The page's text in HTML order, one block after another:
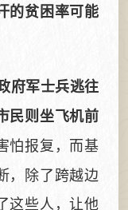
的贫困率可能
府军士兵逃往
民则坐飞机前
怕报复，而基
，除了跨越边
这些人，让他